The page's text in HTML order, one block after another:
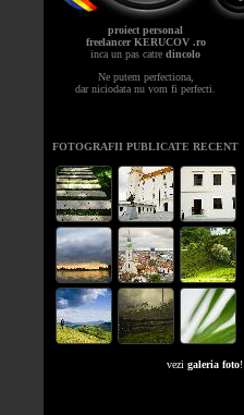
proiect personal
freelancer KERUCOV .ro
inca un pas catre dincolo
Ne putem perfectiona,
dar niciodata nu vom fi perfecti.
FOTOGRAFII PUBLICATE RECENT
vezi galeria foto!